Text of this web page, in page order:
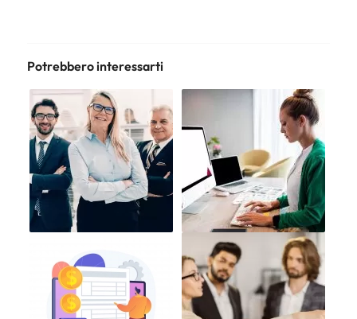
Potrebbero interessarti